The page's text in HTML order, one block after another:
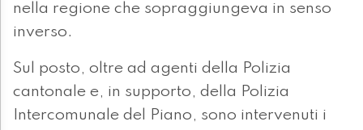
nella regione che sopraggiungeva in senso
inverso.
Sul posto, oltre ad agenti della Polizia
cantonale e, in supporto, della Polizia
Intercomunale del Piano, sono intervenuti i